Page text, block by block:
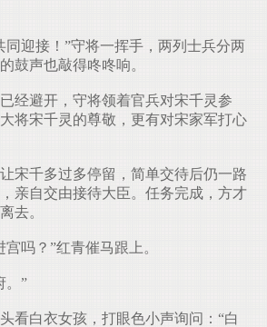
迎接！”守将一挥手，两列士兵分两
鼓声也敲得咚咚响。
经避开，守将领着官兵对宋千灵参
将宋千灵的尊敬，更有对宋家军打心
宋千多过多停留，简单交待后仍一路
亲自交由接待大臣。任务完成，方才
去。
吗？”红青催马跟上。
。”
看白衣女孩，打眼色小声询问：“白